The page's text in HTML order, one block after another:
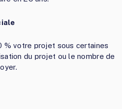
% votre projet sous certaines
du projet ou le nombre de